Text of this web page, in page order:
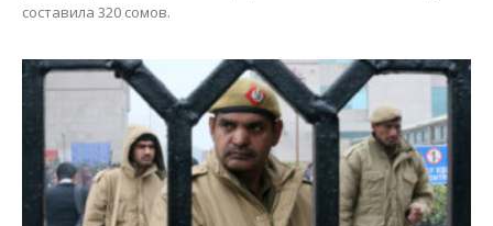
составила 320 сомов.